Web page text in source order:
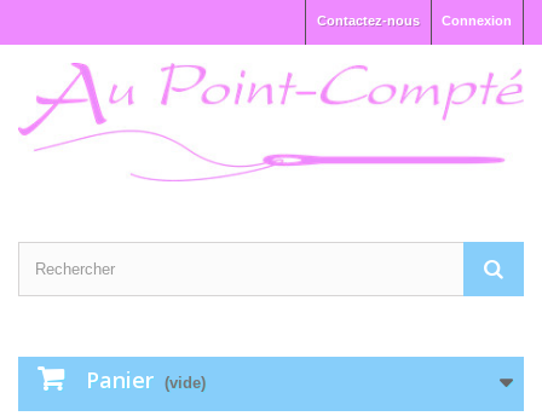
Connexion
Contactez-nous
Panier (vide)